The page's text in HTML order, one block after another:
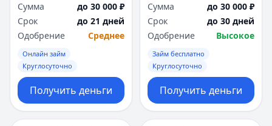
Сумма
до 30 000 ₽
Срок
до 21 дней
Одобрение
Среднее
Онлайн займ
Круглосуточно
Получить деньги
Сумма
до 30 000 ₽
Срок
до 30 дней
Одобрение
Высокое
Займ бесплатно
Круглосуточно
Получить деньги